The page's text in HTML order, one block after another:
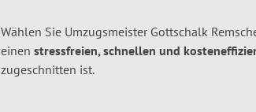
Wählen Sie Umzugsmeister Gottschalk
einen stressfreien, schnellen und
zugeschnitten ist.